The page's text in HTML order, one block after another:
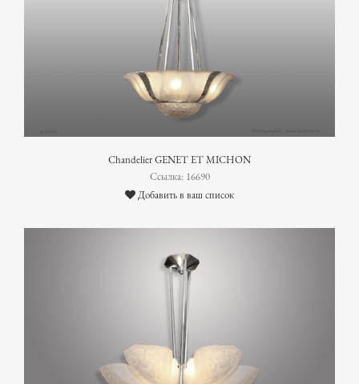
Chandelier GENET ET MICHON
Ссылка: 16690
Добавить в ваш список